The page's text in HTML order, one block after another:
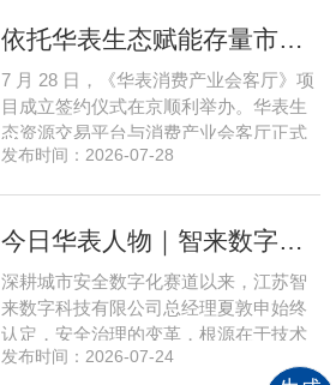
矩阵，核心竞争力与行业影响力实现跨
实体经济长效发展注入全新动能
依托华表生态赋能存量市场《华表消费产业会客厅》项目签约落地
7 月 28 日，《华表消费产业会客厅》项
目成立签约仪式在京顺利举办。华表生
态资源交易平台与消费产业会客厅正式
签署合作协议，标志着立足华表生态资
源交易平台董事长吴海花，消费产业会
资管理有限公司总经理孙燕南
发布时间：2026-07-28
今日华表人物｜智来数字总经理夏敦申：探寻城市风险 AI 防控创新之路
深耕城市安全数字化赛道以来，江苏智
来数字科技有限公司总经理夏敦申始终
认定，安全治理的变革，根源在于技术
模式的革新。在他看来，智慧消防不只
发布时间：2026-07-24